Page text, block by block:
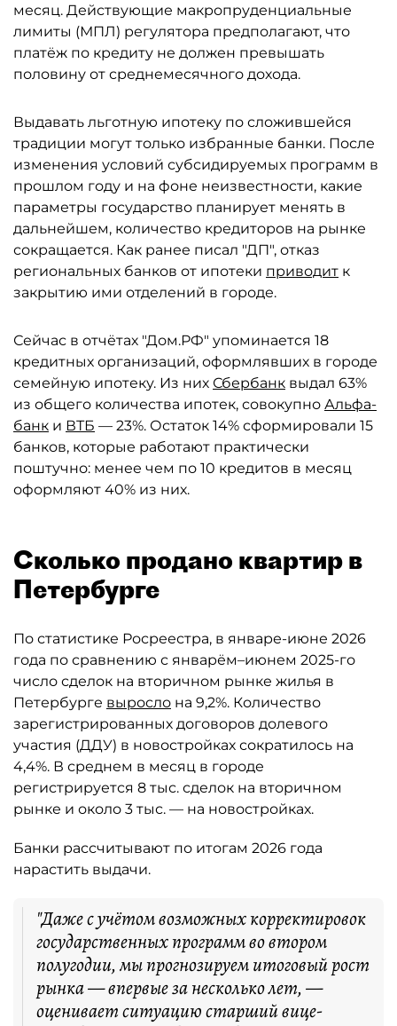
месяц. Действующие макропруденциальные
лимиты (МПЛ) регулятора предполагают, что
платёж по кредиту не должен превышать
половину от среднемесячного дохода.
Выдавать льготную ипотеку по сложившейся
традиции могут только избранные банки. После
изменения условий субсидируемых программ в
прошлом году и на фоне неизвестности, какие
параметры государство планирует менять в
дальнейшем, количество кредиторов на рынке
сокращается. Как ранее писал "ДП", отказ
региональных банков от ипотеки приводит к
закрытию ими отделений в городе.
Сейчас в отчётах "Дом.РФ" упоминается 18
кредитных организаций, оформлявших в городе
семейную ипотеку. Из них Сбербанк выдал 63%
из общего количества ипотек, совокупно Альфа-
банк и ВТБ — 23%. Остаток 14% сформировали 15
банков, которые работают практически
поштучно: менее чем по 10 кредитов в месяц
оформляют 40% из них.
Сколько продано квартир в
Петербурге
По статистике Росреестра, в январе-июне 2026
года по сравнению с январём–июнем 2025-го
число сделок на вторичном рынке жилья в
Петербурге выросло на 9,2%. Количество
зарегистрированных договоров долевого
участия (ДДУ) в новостройках сократилось на
4,4%. В среднем в месяц в городе
регистрируется 8 тыс. сделок на вторичном
рынке и около 3 тыс. — на новостройках.
Банки рассчитывают по итогам 2026 года
нарастить выдачи.
"Даже с учётом возможных корректировок
государственных программ во втором
полугодии, мы прогнозируем итоговый рост
рынка — впервые за несколько лет, —
оценивает ситуацию старший вице-